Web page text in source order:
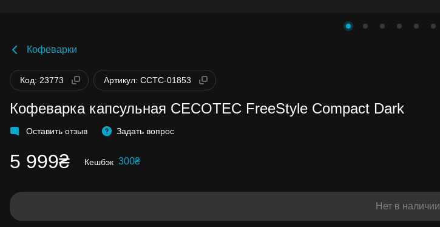
Кофеварки
Код: 23773 Артикул: CCTC-01853
Кофеварка капсульная CECOTEC FreeStyle Compact Dark
Оставить отзыв Задать вопрос
5 999₴ Кешбэк 300₴
дней после покупки.
Баланс можно проверить в личном кабинете
в разделе «Мои бонусы».
Накопленными бонусами можно оплатить
до 99% стоимости следующей покупки:
детальнее
Нет в наличии